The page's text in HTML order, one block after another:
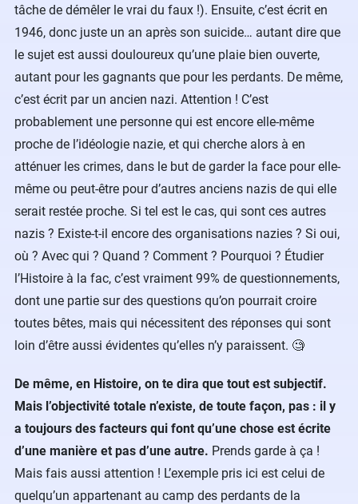
tâche de démêler le vrai du faux !). Ensuite, c’est écrit en
1946, donc juste un an après son suicide… autant dire que
le sujet est aussi douloureux qu’une plaie bien ouverte,
autant pour les gagnants que pour les perdants. De même,
c’est écrit par un ancien nazi. Attention ! C’est
probablement une personne qui est encore elle-même
proche de l’idéologie nazie, et qui cherche alors à en
atténuer les crimes, dans le but de garder la face pour elle-
même ou peut-être pour d’autres anciens nazis de qui elle
serait restée proche. Si tel est le cas, qui sont ces autres
nazis ? Existe-t-il encore des organisations nazies ? Si oui,
où ? Avec qui ? Quand ? Comment ? Pourquoi ? Étudier
l’Histoire à la fac, c’est vraiment 99% de questionnements,
dont une partie sur des questions qu’on pourrait croire
toutes bêtes, mais qui nécessitent des réponses qui sont
loin d’être aussi évidentes qu’elles n’y paraissent. 🧐
De même, en Histoire, on te dira que tout est subjectif.
Mais l’objectivité totale n’existe, de toute façon, pas : il y
a toujours des facteurs qui font qu’une chose est écrite
d’une manière et pas d’une autre. Prends garde à ça !
Mais fais aussi attention ! L’exemple pris ici est celui de
quelqu’un appartenant au camp des perdants de la